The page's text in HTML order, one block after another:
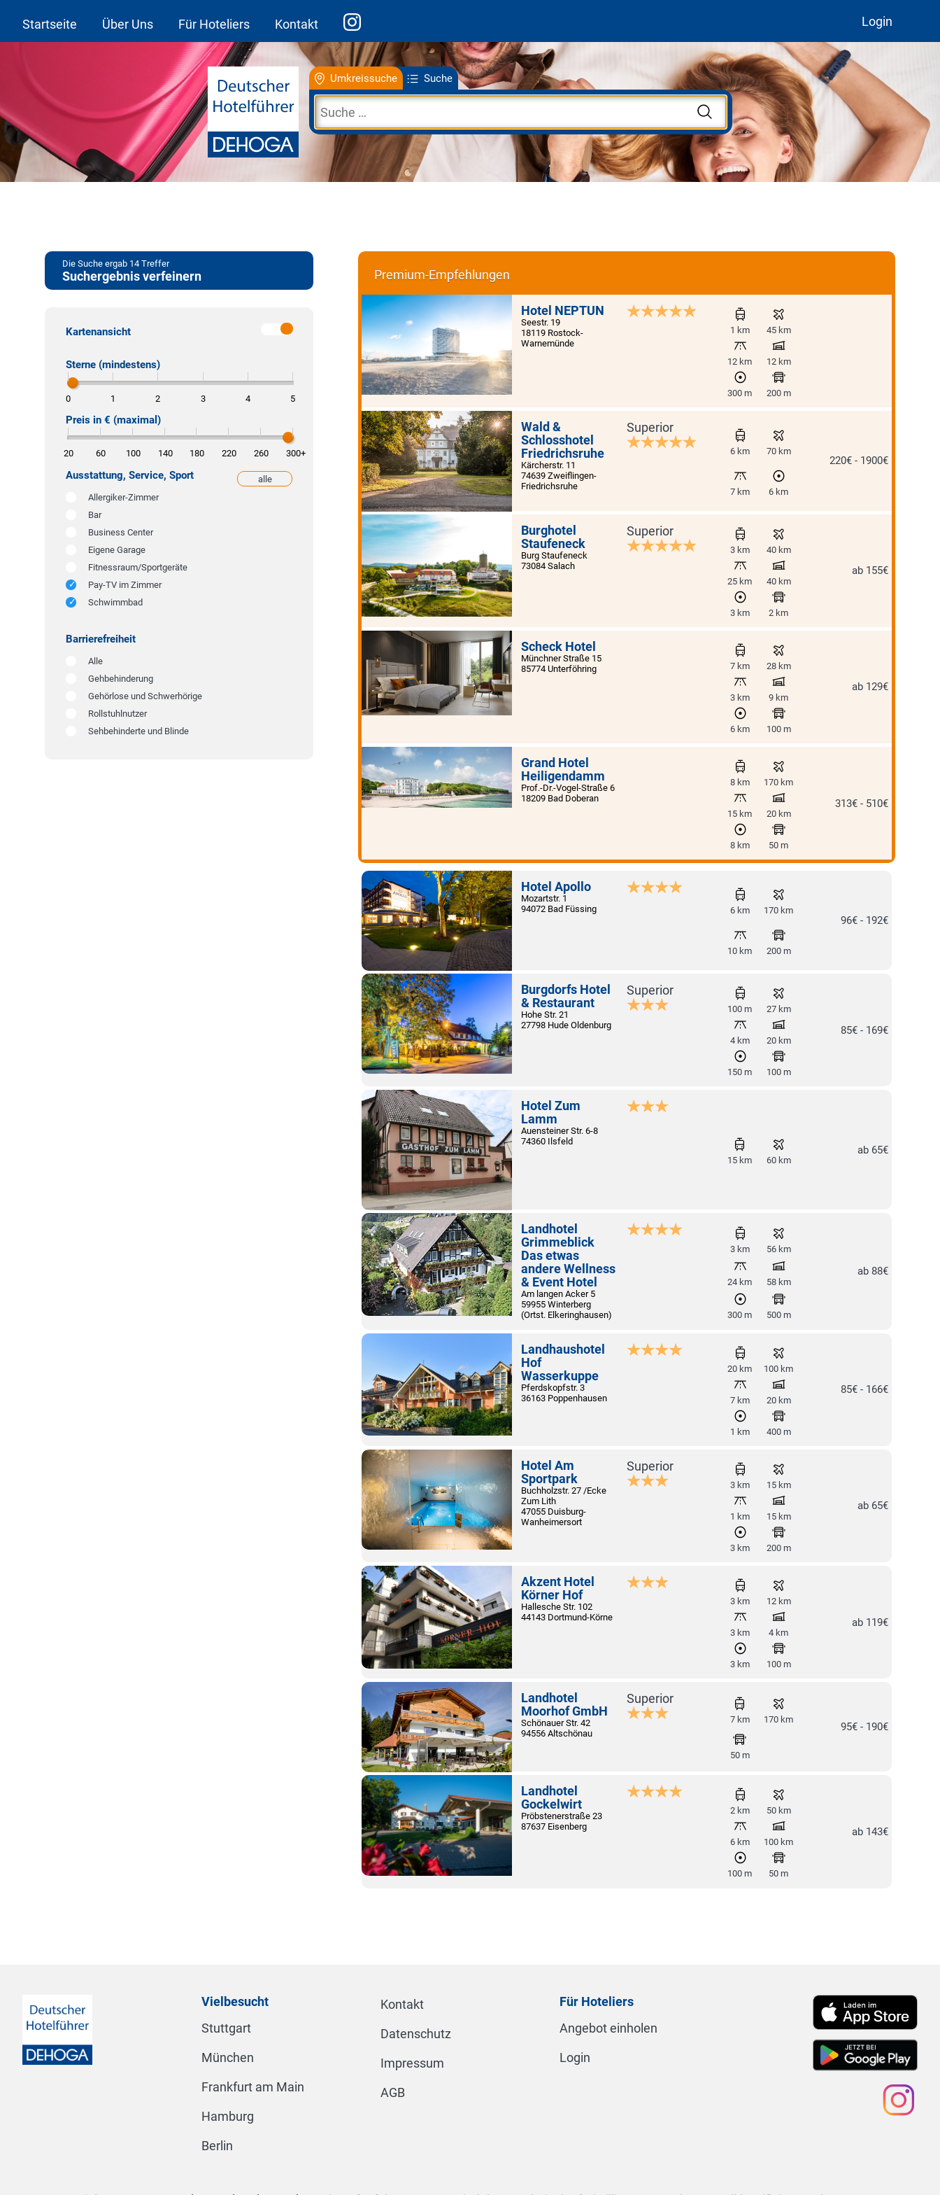
Startseite Über Uns Für Hoteliers Kontakt Login
Umkreissuche Suche
Premium-Empfehlungen
Hotel NEPTUN
Seestr. 19
18119 Rostock-
Warnemünde
1 km 45 km
12 km 12 km
300 m 200 m
Wald &
Schlosshotel
Friedrichsruhe
Kärcherstr. 11
74639 Zweiflingen-
Friedrichsruhe
Superior
6 km 70 km
7 km 6 km
220€ - 1900€
Burghotel
Staufeneck
Burg Staufeneck
73084 Salach
Superior
3 km 40 km
25 km 40 km
3 km 2 km
ab 155€
Scheck Hotel
Münchner Straße 15
85774 Unterföhring
7 km 28 km
3 km 9 km
6 km 100 m
ab 129€
Grand Hotel
Heiligendamm
Prof.-Dr.-Vogel-Straße 6
18209 Bad Doberan
8 km 170 km
15 km 20 km
8 km 50 m
313€ - 510€
Hotel Apollo
Mozartstr. 1
94072 Bad Füssing
6 km 170 km
10 km 200 m
96€ - 192€
Burgdorfs Hotel
& Restaurant
Hohe Str. 21
27798 Hude Oldenburg
Superior
100 m 27 km
4 km 20 km
150 m 100 m
85€ - 169€
Hotel Zum
Lamm
Auensteiner Str. 6-8
74360 Ilsfeld
15 km
60 km
ab 65€
Landhotel
Grimmeblick
Das etwas
andere Wellness
& Event Hotel
Am langen Acker 5
59955 Winterberg
(Ortst. Elkeringhausen)
3 km 56 km
24 km 58 km
300 m 500 m
ab 88€
Landhaushotel
Hof
Wasserkuppe
Pferdskopfstr. 3
36163 Poppenhausen
20 km 100 km
7 km 20 km
1 km 400 m
85€ - 166€
Hotel Am
Sportpark
Buchholzstr. 27 /Ecke
Zum Lith
47055 Duisburg-
Wanheimersort
Superior
3 km 15 km
1 km 15 km
3 km 200 m
ab 65€
Akzent Hotel
Körner Hof
Hallesche Str. 102
44143 Dortmund-Körne
3 km 12 km
3 km 4 km
3 km 100 m
ab 119€
Landhotel
Moorhof GmbH
Schönauer Str. 42
94556 Altschönau
Superior
7 km 170 km
50 m
95€ - 190€
Landhotel
Gockelwirt
Pröbstenerstraße 23
87637 Eisenberg
2 km 50 km
6 km 100 km
100 m 50 m
ab 143€
Die Suche ergab 14 Treffer
Suchergebnis verfeinern
Kartenansicht
Sterne (mindestens)
0 1 2 3 4 5
Preis in € (maximal)
20 60 100 140 180 220 260 300+
alle
Ausstattung, Service, Sport
Allergiker-Zimmer
Bar
Business Center
Eigene Garage
Fitnessraum/Sportgeräte
Pay-TV im Zimmer
Schwimmbad
Barrierefreiheit
Alle
Gehbehinderung
Gehörlose und Schwerhörige
Rollstuhlnutzer
Sehbehinderte und Blinde
Vielbesucht
Stuttgart
München
Frankfurt am Main
Hamburg
Berlin
Kontakt
Datenschutz
Impressum
AGB
Für Hoteliers
Angebot einholen
Login